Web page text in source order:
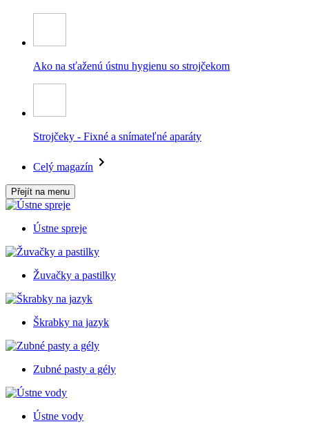
Ako na sťaženú ústnu hygienu so strojčekom
Strojčeky - Fixné a snímateľné aparáty
Celý magazín
Přejít na menu
Ústne spreje
Žuvačky a pastilky
Škrabky na jazyk
Zubné pasty a gély
Ústne vody